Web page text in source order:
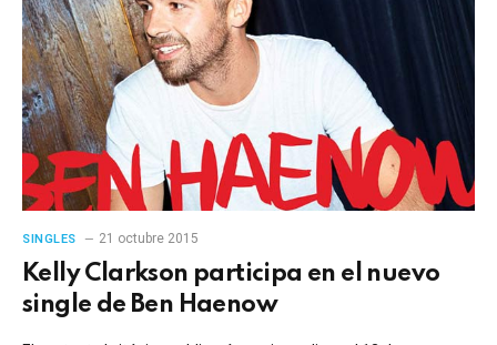
SINGLES 21 octubre 2015
Kelly Clarkson participa en el nuevo
single de Ben Haenow